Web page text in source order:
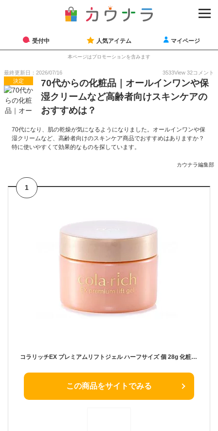
受付中 人気アイテム マイページ
本ページはプロモーションを含みます
最終更新日：2026/07/16 3533View 32コメント
決定
70代からの化粧品｜オールインワンや保
湿クリームなど高齢者向けスキンケアの
おすすめは？
70代になり、肌の乾燥が気になるようになりました。オールインワンや保
湿クリームなど、高齢者向けのスキンケア商品でおすすめはありますか？
特に使いやすくて効果的なものを探しています。
カウナラ編集部
1
コラリッチEX プレミアムリフトジェル ハーフサイズ 個 28g 化粧水 美容 ヒアルロン酸 保湿 スキンケア エイジングケア アンチエイジング 無香料 無着色 無鉱物油 しっとり うるおい キメ ハリ
この商品をサイトでみる